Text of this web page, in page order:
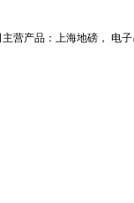
营产品： 上海地磅， 电